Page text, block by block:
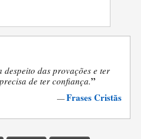
das provações e ter
de ter confiança.”
—Frases Cristãs